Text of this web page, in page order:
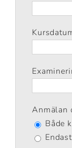
Anmälan
Både